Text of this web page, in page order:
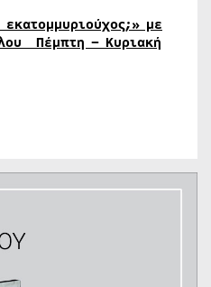
με
Πέμπτη – Κυριακή